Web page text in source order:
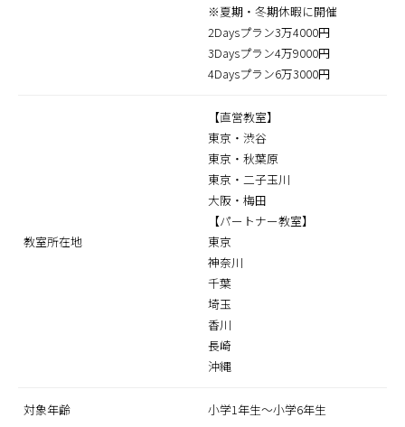
※夏期・冬期休暇に開催
2Daysプラン3万4000円
3Daysプラン4万9000円
4Daysプラン6万3000円
教室所在地
【直営教室】
東京・渋谷
東京・秋葉原
東京・二子玉川
大阪・梅田
【パートナー教室】
東京
神奈川
千葉
埼玉
香川
長崎
沖縄
対象年齢 小学1年生〜小学6年生